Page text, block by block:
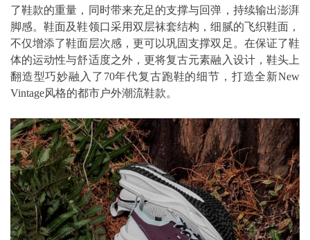
了鞋款的重量，同时带来充足的支撑与回弹，持续输出澎湃
脚感。鞋面及鞋领口采用双层袜套结构，细腻的飞织鞋面，
不仅增添了鞋面层次感，更可以巩固支撑双足。在保证了鞋
体的运动性与舒适度之外，更将复古元素融入设计，鞋头上
翻造型巧妙融入了70年代复古跑鞋的细节，打造全新New
Vintage风格的都市户外潮流鞋款。